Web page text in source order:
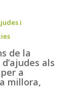
i
de la
als
a
millora,